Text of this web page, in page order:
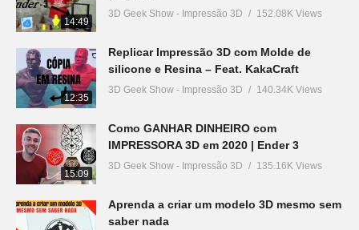
14:49
3D Geek Show - Impressão 3D 152.08K Views
12:35
Replicar Impressão 3D com Molde de
silicone e Resina – Feat. KakaCraft
3D Geek Show - Impressão 3D 140.34K Views
15:09
Como GANHAR DINHEIRO com
IMPRESSORA 3D em 2020 | Ender 3
3D Geek Show - Impressão 3D 135.16K Views
Aprenda a criar um modelo 3D mesmo sem
saber nada